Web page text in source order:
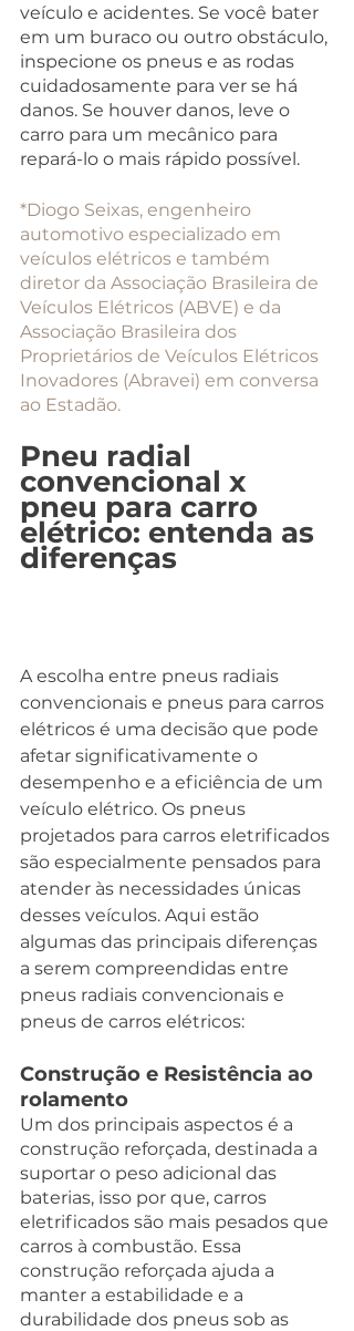
veículo e acidentes. Se você bater
em um buraco ou outro obstáculo,
inspecione os pneus e as rodas
cuidadosamente para ver se há
danos. Se houver danos, leve o
carro para um mecânico para
repará-lo o mais rápido possível.
*Diogo Seixas, engenheiro
automotivo especializado em
veículos elétricos e também
diretor da Associação Brasileira de
Veículos Elétricos (ABVE) e da
Associação Brasileira dos
Proprietários de Veículos Elétricos
Inovadores (Abravei) em conversa
ao Estadão.
Pneu radial
convencional x
pneu para carro
elétrico: entenda as
diferenças
A escolha entre pneus radiais
convencionais e pneus para carros
elétricos é uma decisão que pode
afetar significativamente o
desempenho e a eficiência de um
veículo elétrico. Os pneus
projetados para carros eletrificados
são especialmente pensados para
atender às necessidades únicas
desses veículos. Aqui estão
algumas das principais diferenças
a serem compreendidas entre
pneus radiais convencionais e
pneus de carros elétricos:
Construção e Resistência ao
rolamento
Um dos principais aspectos é a
construção reforçada, destinada a
suportar o peso adicional das
baterias, isso por que, carros
eletrificados são mais pesados que
carros à combustão. Essa
construção reforçada ajuda a
manter a estabilidade e a
durabilidade dos pneus sob as